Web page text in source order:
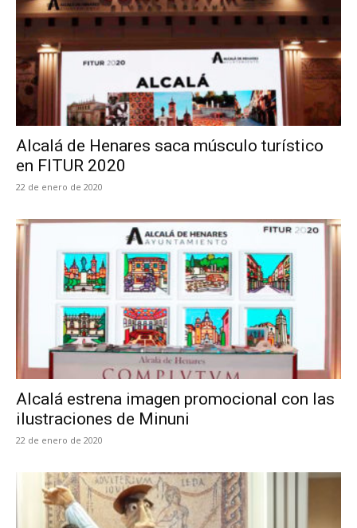
Alcalá de Henares saca músculo turístico
en FITUR 2020
22 de enero de 2020
Alcalá estrena imagen promocional con las
ilustraciones de Minuni
22 de enero de 2020